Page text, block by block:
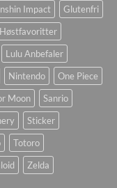
Impact
Glutenfri
Høstfavoritter
Lulu Anbefaler
Nintendo
One Piece
Moon
Sanrio
Sticker
Totoro
Zelda